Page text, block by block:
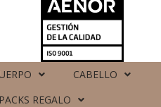
CABELLO
PACKS REGALO